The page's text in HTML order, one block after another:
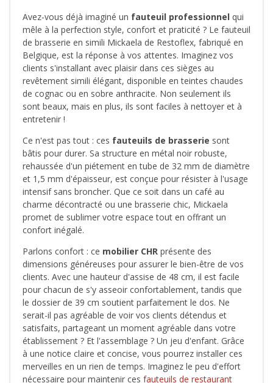
Avez-vous déjà imaginé un fauteuil professionnel qui
mêle à la perfection style, confort et praticité ? Le fauteuil
de brasserie en simili Mickaela de Restoflex, fabriqué en
Belgique, est la réponse à vos attentes. Imaginez vos
clients s'installant avec plaisir dans ces sièges au
revêtement simili élégant, disponible en teintes chaudes
de cognac ou en sobre anthracite. Non seulement ils
sont beaux, mais en plus, ils sont faciles à nettoyer et à
entretenir !
Ce n'est pas tout : ces fauteuils de brasserie sont
bâtis pour durer. Sa structure en métal noir robuste,
rehaussée d'un piétement en tube de 32 mm de diamètre
et 1,5 mm d'épaisseur, est conçue pour résister à l'usage
intensif sans broncher. Que ce soit dans un café au
charme décontracté ou une brasserie chic, Mickaela
promet de sublimer votre espace tout en offrant un
confort inégalé.
Parlons confort : ce mobilier CHR présente des
dimensions généreuses pour assurer le bien-être de vos
clients. Avec une hauteur d'assise de 48 cm, il est facile
pour chacun de s'y asseoir confortablement, tandis que
le dossier de 39 cm soutient parfaitement le dos. Ne
serait-il pas agréable de voir vos clients détendus et
satisfaits, partageant un moment agréable dans votre
établissement ? Et l'assemblage ? Un jeu d'enfant. Grâce
à une notice claire et concise, vous pourrez installer ces
merveilles en un rien de temps. Imaginez le peu d'effort
nécessaire pour maintenir ces fauteuils de restaurant